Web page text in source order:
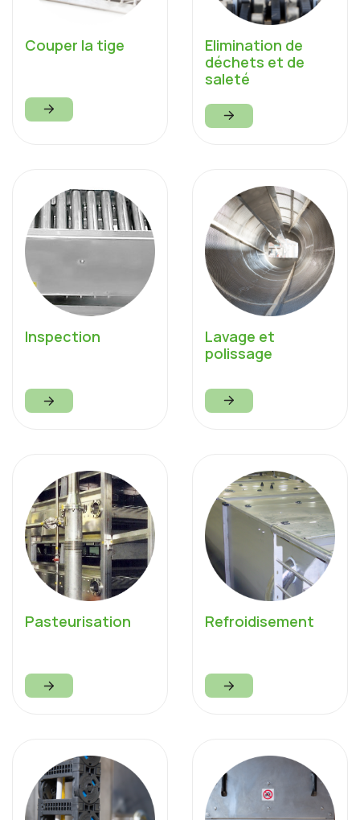
Couper la tige
Elimination de
déchets et de
saleté
Inspection
Lavage et
polissage
Pasteurisation Refroidisement